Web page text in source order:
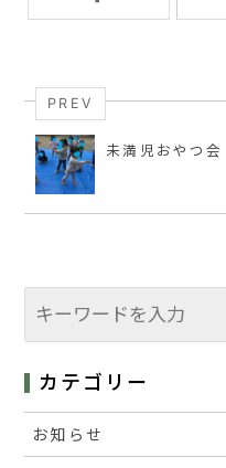
PREV
未満児おやつ会
カテゴリー
お知らせ